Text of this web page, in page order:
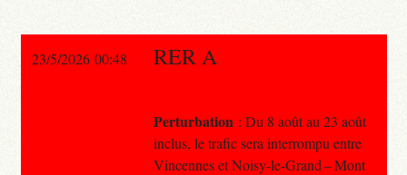
23/5/2026 00:48 RER A
Perturbation : Du 8 août au 23 août
inclus, le trafic sera interrompu entre
Vincennes et Noisy-le-Grand – Mont